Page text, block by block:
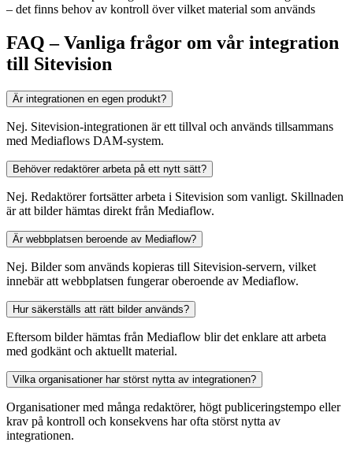
– det finns behov av kontroll över vilket material som används
FAQ – Vanliga frågor om vår integration
till Sitevision
Är integrationen en egen produkt?
Nej. Sitevision-integrationen är ett tillval och används tillsammans
med Mediaflows DAM-system.
Behöver redaktörer arbeta på ett nytt sätt?
Nej. Redaktörer fortsätter arbeta i Sitevision som vanligt. Skillnaden
är att bilder hämtas direkt från Mediaflow.
Är webbplatsen beroende av Mediaflow?
Nej. Bilder som används kopieras till Sitevision-servern, vilket
innebär att webbplatsen fungerar oberoende av Mediaflow.
Hur säkerställs att rätt bilder används?
Eftersom bilder hämtas från Mediaflow blir det enklare att arbeta
med godkänt och aktuellt material.
Vilka organisationer har störst nytta av integrationen?
Organisationer med många redaktörer, högt publiceringstempo eller
krav på kontroll och konsekvens har ofta störst nytta av
integrationen.